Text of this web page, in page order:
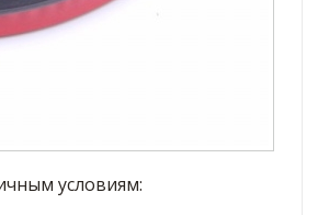
условиям: